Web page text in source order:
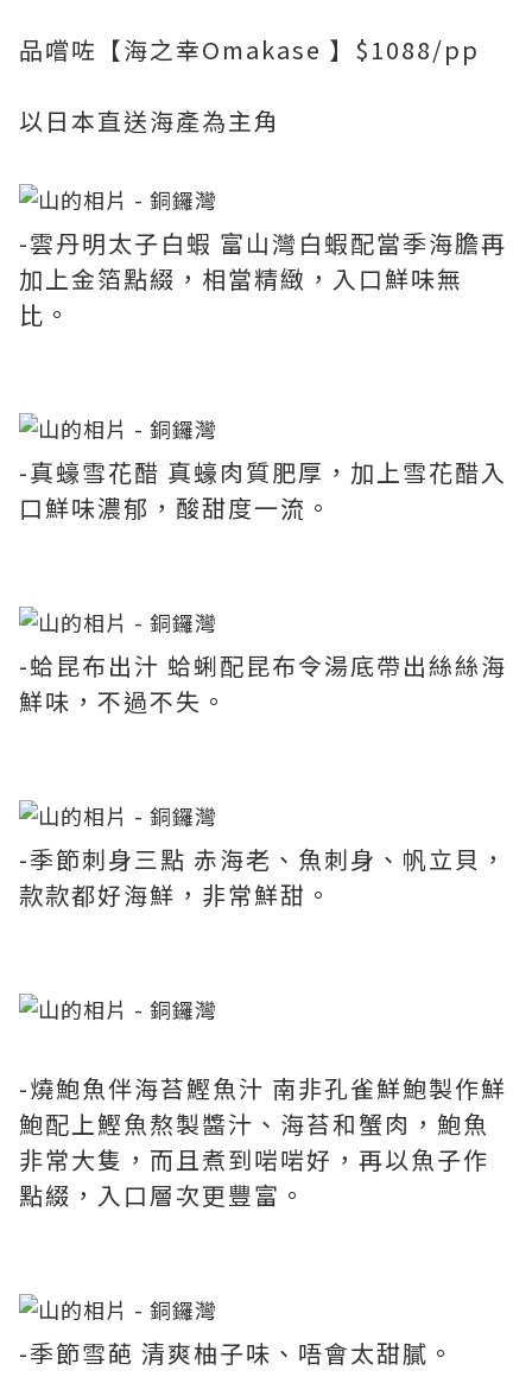
品嚐咗【海之幸Omakase 】$1088/pp
以日本直送海產為主角
-雲丹明太子白蝦 富山灣白蝦配當季海膽再
加上金箔點綴，相當精緻，入口鮮味無
比。
-真蠔雪花醋 真蠔肉質肥厚，加上雪花醋入
口鮮味濃郁，酸甜度一流。
-蛤昆布出汁 蛤蜊配昆布令湯底帶出絲絲海
鮮味，不過不失。
-季節刺身三點 赤海老、魚刺身、帆立貝，
款款都好海鮮，非常鮮甜。
-燒鮑魚伴海苔鰹魚汁 南非孔雀鮮鮑製作鮮
鮑配上鰹魚熬製醬汁、海苔和蟹肉，鮑魚
非常大隻，而且煮到啱啱好，再以魚子作
點綴，入口層次更豐富。
-季節雪葩 清爽柚子味、唔會太甜膩。